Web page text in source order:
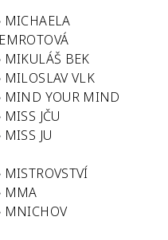
MICHAELA
MIKULÁŠ BEK
MILOSLAV VLK
MIND YOUR MIND
MISS JČU
MISS JU
MISTROVSTVÍ
MMA
MNICHOV